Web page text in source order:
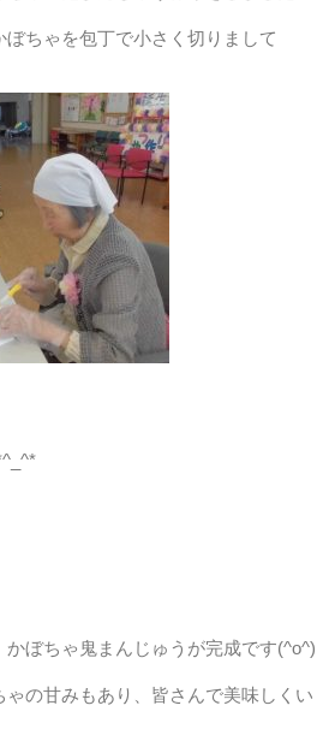
設入居者生活介護）
活介護ケアハウスグリーンピース
ちゃを包丁で小さく切りまして
ぼちゃ鬼まんじゅうが完成です(^o^)
の甘みもあり、皆さんで美味しくい